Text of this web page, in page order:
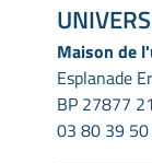
Maison de
Esplanade
BP 27877
03 80 39